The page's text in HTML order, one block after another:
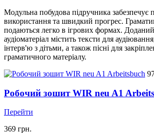
Модульна побудова підручника забезпечує
використання та швидкий прогрес.
подаються легко в ігрових формах.
аудіоматеріал містить тексти для
інтерв'ю з дітьми, а також пісні для
граматичного матеріалу.
Робочий зошит WIR neu A1
Перейти
369 грн.